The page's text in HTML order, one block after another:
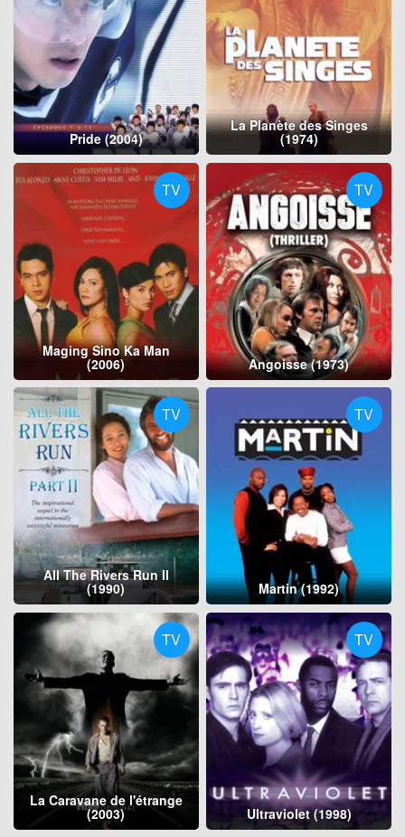
Pride (2004)
La Planète des Singes
(1974)
TV
Maging Sino Ka Man
(2006)
TV
Angoisse (1973)
TV
All The Rivers Run II
(1990)
TV
Martin (1992)
TV
La Caravane de l'étrange
(2003)
TV
Ultraviolet (1998)